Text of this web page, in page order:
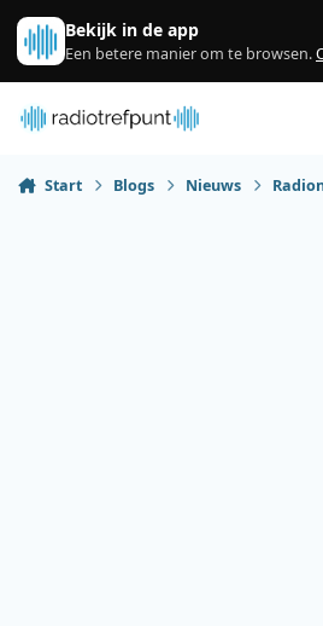
Spring naar bijdragen
Bekijk in de app
Een betere manier om te browsen.
Start Blogs Nieuws